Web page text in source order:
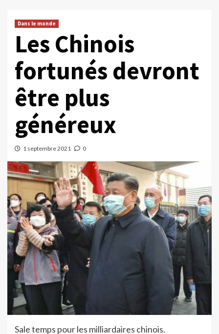
Dans le monde
Les Chinois
fortunés devront
être plus
généreux
1 septembre 2021 0
Sale temps pour les milliardaires chinois.